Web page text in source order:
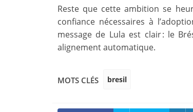
Reste que cette ambition se
confiance nécessaires à
message de Lula est clair : le
alignement automatique.
MOTS CLÉS bresil